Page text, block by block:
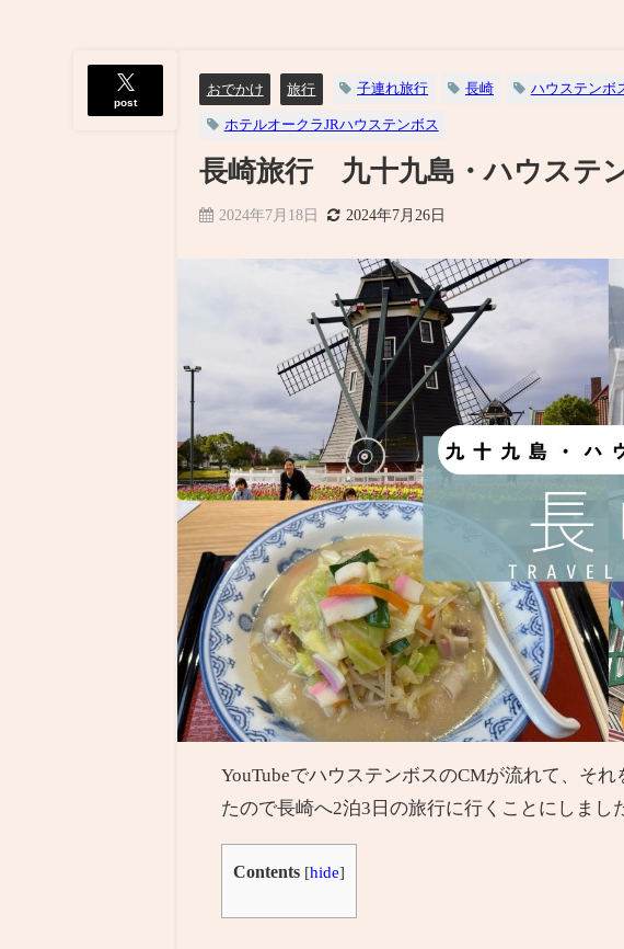
post
おでかけ 旅行 子連れ旅行 長崎 ハウステンボ
ホテルオークラJRハウステンボス
長崎旅行 九十九島・ハウステ
2024年7月18日 2024年7月26日
YouTubeでハウステンボスのCMが流れて、そ
たので長崎へ2泊3日の旅行に行くことにしまし
Contents [hide]